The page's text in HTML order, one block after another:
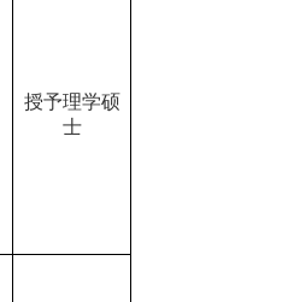
授予理学硕
士